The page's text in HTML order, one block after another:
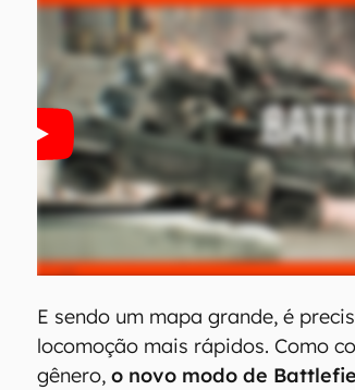
E sendo um mapa grande, é
locomoção mais rápidos. Como
gênero,o novo modo de